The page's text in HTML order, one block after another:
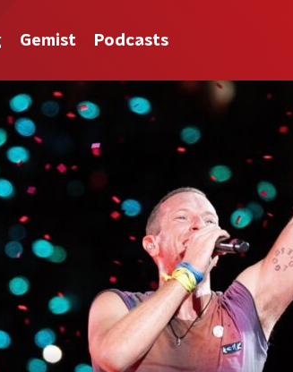
Gemist Podcasts